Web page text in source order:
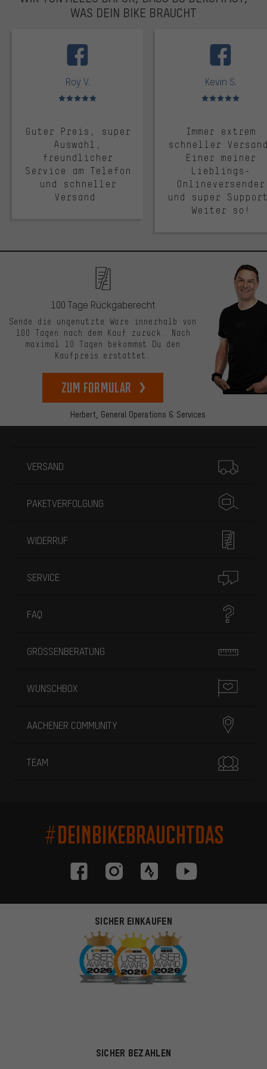
WAS DEIN BIKE BRAUCHT
Roy V.
Bewertungen: 5 von 5
Guter Preis, super
Auswahl,
freundlicher
Service am Telefon
und schneller
Versand.
Kevin S.
Bewertungen: 5 von 5
Immer extrem
schneller
Einer meiner
Lieblings-
Onlineversender
und super
Weiter so!
Herbert, General Operations & Services
100 Tage Rückgaberecht
Sende die ungenutzte Ware innerhalb von
100 Tagen nach dem Kauf zurück. Nach
maximal 10 Tagen bekommst Du den
Kaufpreis erstattet.
zum Formular
VERSAND
PAKETVERFOLGUNG
WIDERRUF
SERVICE
FAQ
GRÖSSENBERATUNG
WUNSCHBOX
AACHENER COMMUNITY
TEAM
#DEINBIKEBRAUCHTDAS
SICHER EINKAUFEN
SICHER BEZAHLEN